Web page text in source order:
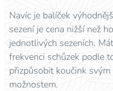
Navíc je balíček
sezení je cena nižší než
jednotlivých sezeních.
frekvenci schůzek podle
přizpůsobit koučink
možnostem.